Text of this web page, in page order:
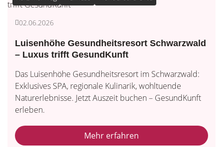
02.06.2026
Luisenhöhe Gesundheitsresort Schwarzwald
– Luxus trifft GesundKunft
Das Luisenhöhe Gesundheitsresort im Schwarzwald:
Exklusives SPA, regionale Kulinarik, wohltuende
Naturerlebnisse. Jetzt Auszeit buchen – GesundKunft
erleben.
Mehr erfahren